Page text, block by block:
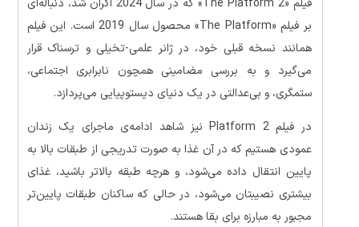
فیلم «The Platform 2» که در سال 2024 اکران شد، دنباله‌ای
بر فیلم «The Platform» محصول سال 2019 است. این فیلم
همانند نسخه قبلی خود، در ژانر علمی-تخیلی و ترسناک قرار
می‌گیرد و به بررسی مضامینی همچون نابرابری اجتماعی،
ستمگری، و بی‌عدالتی در یک دنیای دیستوپیایی می‌پردازد.
در فیلم Platform 2 نیز شاهد ادامه‌ی ماجرای یک زندان
عمودی هستیم که در آن غذا به صورت تدریجی از طبقات بالا به
پایین انتقال داده می‌شود، و هرچه طبقه بالاتر باشید، غذای
بیشتری نصیبتان می‌شود، در حالی که ساکنان طبقات پایین‌تر
مجبور به مبارزه برای بقا هستند.